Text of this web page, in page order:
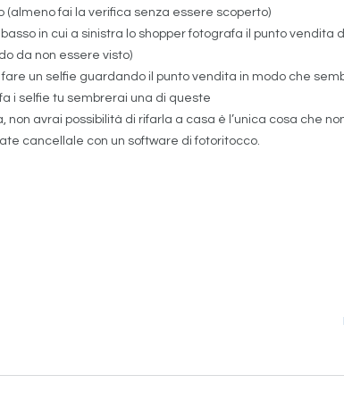
(almeno fai la verifica senza essere scoperto)
in cui a sinistra lo shopper fotografa il punto vendita
da non essere visto)
fare un selfie guardando il punto vendita in modo che
i selfie tu sembrerai una di queste
avrai possibilità di rifarla a casa è l’unica cosa che
cancellale con un software di fotoritocco.